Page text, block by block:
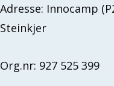
Adresse: Innocamp
Steinkjer
Org.nr: 927 525 399